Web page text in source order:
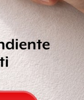
Leer después